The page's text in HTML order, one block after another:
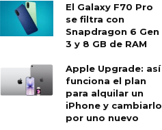
El Galaxy F70 Pro
se filtra con
Snapdragon 6 Gen
3 y 8 GB de RAM
Apple Upgrade: así
funciona el plan
para alquilar un
iPhone y cambiarlo
por uno nuevo